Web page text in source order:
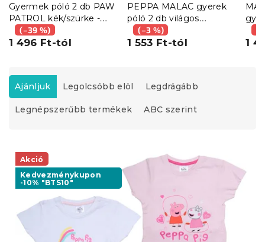
Gyermek póló 2 db PAW
PATROL kék/szürke -
különböző méretekben
(–39 %)
1 496 Ft-tól
PEPPA MALAC gyerek
póló 2 db világos
rózsaszín/fehér -
különböző méretekben
(–3 %)
1 553 Ft-tól 1
T
e
r
m
e
k
e
Ajánljuk Legolcsóbb elöl Legdrágább
Legnépszerűbb termékek ABC szerint
m
Akció
Kedvezménykupon
-10% "BTS10"